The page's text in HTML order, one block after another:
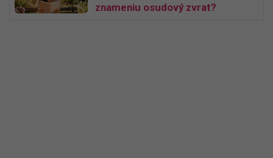
znameniu osudový zvrat?